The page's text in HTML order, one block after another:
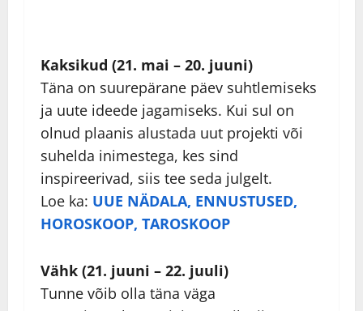
Kaksikud (21. mai – 20. juuni)
Täna on suurepärane päev suhtlemiseks
ja uute ideede jagamiseks. Kui sul on
olnud plaanis alustada uut projekti või
suhelda inimestega, kes sind
inspireerivad, siis tee seda julgelt.
Loe ka: UUE NÄDALA, ENNUSTUSED,
HOROSKOOP, TAROSKOOP
Vähk (21. juuni – 22. juuli)
Tunne võib olla täna väga